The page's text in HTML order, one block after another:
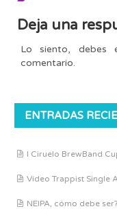
Deja una
Lo siento, debes
comentario.
ENTRADAS
I Ciruelo BrewBand
Vídeo Trappist Single
NEIPA, cómo debe ser?